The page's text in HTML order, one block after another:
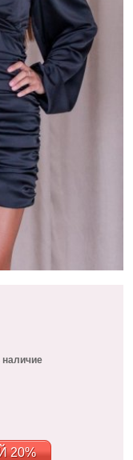
наличие
20%